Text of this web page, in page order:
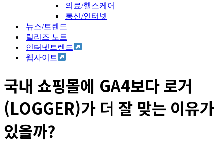
의료/헬스케어
통신/인터넷
뉴스/트렌드
릴리즈 노트
인터넷트렌드
웹사이트
국내 쇼핑몰에 GA4보다 로거
(LOGGER)가 더 잘 맞는 이유가
있을까?